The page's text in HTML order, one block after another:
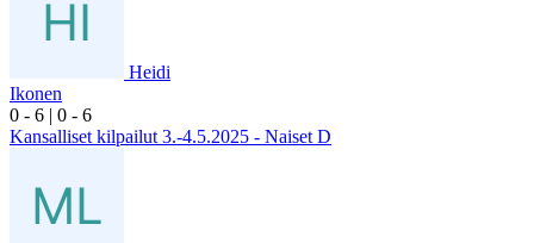
Heidi
Ikonen
0 - 6 | 0 - 6
Kansalliset kilpailut 3.-4.5.2025 - Naiset D